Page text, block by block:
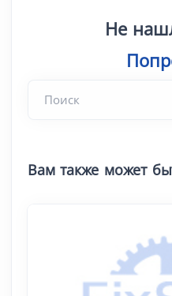
Не
Вам также может